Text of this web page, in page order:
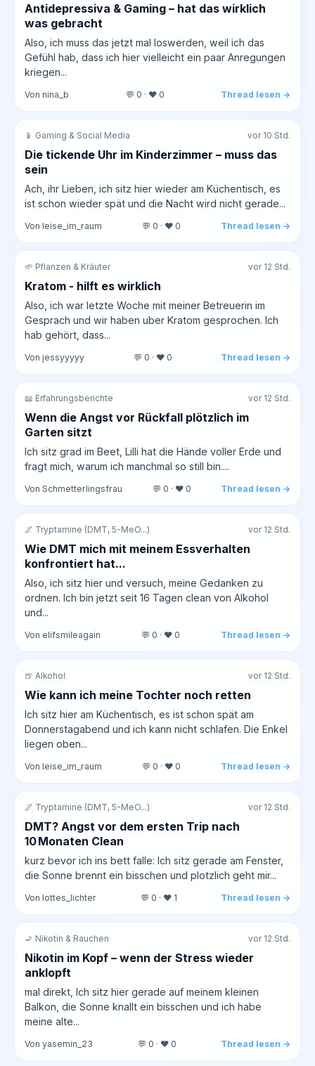
Antidepressiva & Gaming – hat das wirklich
was gebracht
Also, ich muss das jetzt mal loswerden, weil ich das
Gefühl hab, dass ich hier vielleicht ein paar Anregungen
kriegen...
Von nina_b 💬 0 · ❤️ 0 Thread lesen →
📱 Gaming & Social Media vor 10 Std.
Die tickende Uhr im Kinderzimmer – muss das
sein
Ach, ihr Lieben, ich sitz hier wieder am Küchentisch, es
ist schon wieder spät und die Nacht wird nicht gerade...
Von leise_im_raum 💬 0 · ❤️ 0 Thread lesen →
🌱 Pflanzen & Kräuter vor 12 Std.
Kratom - hilft es wirklich
Also, ich war letzte Woche mit meiner Betreuerin im
Gesprach und wir haben uber Kratom gesprochen. Ich
hab gehört, dass...
Von jessyyyyy 💬 0 · ❤️ 0 Thread lesen →
📖 Erfahrungsberichte vor 12 Std.
Wenn die Angst vor Rückfall plötzlich im
Garten sitzt
Ich sitz grad im Beet, Lilli hat die Hände voller Erde und
fragt mich, warum ich manchmal so still bin....
Von Schmetterlingsfrau 💬 0 · ❤️ 0 Thread lesen →
🌌 Tryptamine (DMT, 5-MeO...) vor 12 Std.
Wie DMT mich mit meinem Essverhalten
konfrontiert hat...
Also, ich sitz hier und versuch, meine Gedanken zu
ordnen. Ich bin jetzt seit 16 Tagen clean von Alkohol
und...
Von elifsmileagain 💬 0 · ❤️ 0 Thread lesen →
🍺 Alkohol vor 12 Std.
Wie kann ich meine Tochter noch retten
Ich sitz hier am Küchentisch, es ist schon spät am
Donnerstagabend und ich kann nicht schlafen. Die Enkel
liegen oben...
Von leise_im_raum 💬 0 · ❤️ 0 Thread lesen →
🌌 Tryptamine (DMT, 5-MeO...) vor 12 Std.
DMT? Angst vor dem ersten Trip nach
10 Monaten Clean
kurz bevor ich ins bett falle: Ich sitz gerade am Fenster,
die Sonne brennt ein bisschen und plotzlich geht mir...
Von lottes_lichter 💬 0 · ❤️ 1 Thread lesen →
🚬 Nikotin & Rauchen vor 12 Std.
Nikotin im Kopf – wenn der Stress wieder
anklopft
mal direkt, Ich sitz hier gerade auf meinem kleinen
Balkon, die Sonne knallt ein bisschen und ich habe
meine alte...
Von yasemin_23 💬 0 · ❤️ 0 Thread lesen →